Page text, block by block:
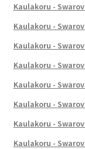
Kaulakoru -
Kaulakoru -
Kaulakoru -
Kaulakoru -
Kaulakoru -
Kaulakoru -
Kaulakoru -
Kaulakoru -